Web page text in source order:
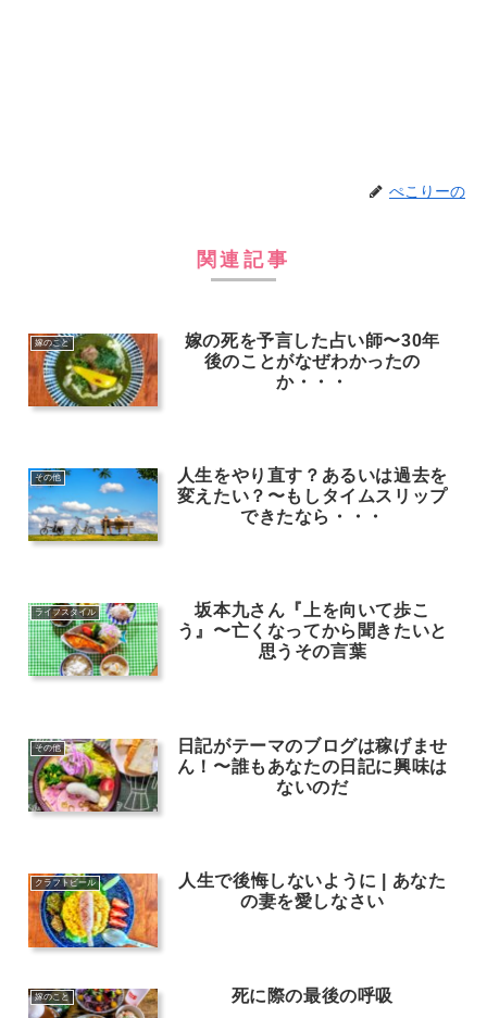
ぺこりーの
関連記事
嫁のこと
嫁の死を予言した占い師〜30年
後のことがなぜわかったの
か・・・
その他
人生をやり直す？あるいは過去を
変えたい？〜もしタイムスリップ
できたなら・・・
ライフスタイル
坂本九さん『上を向いて歩こ
う』〜亡くなってから聞きたいと
思うその言葉
その他
日記がテーマのブログは稼げませ
ん！〜誰もあなたの日記に興味は
ないのだ
クラフトビール
人生で後悔しないように | あなた
の妻を愛しなさい
嫁のこと 死に際の最後の呼吸